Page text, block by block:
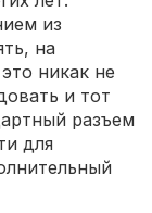
из
на
никак не
и тот
разъем
для